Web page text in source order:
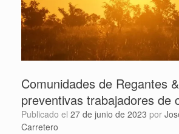
Comunidades de Regantes
preventivas trabajadores de
Publicado el 27 de junio de 2023 por
Carretero